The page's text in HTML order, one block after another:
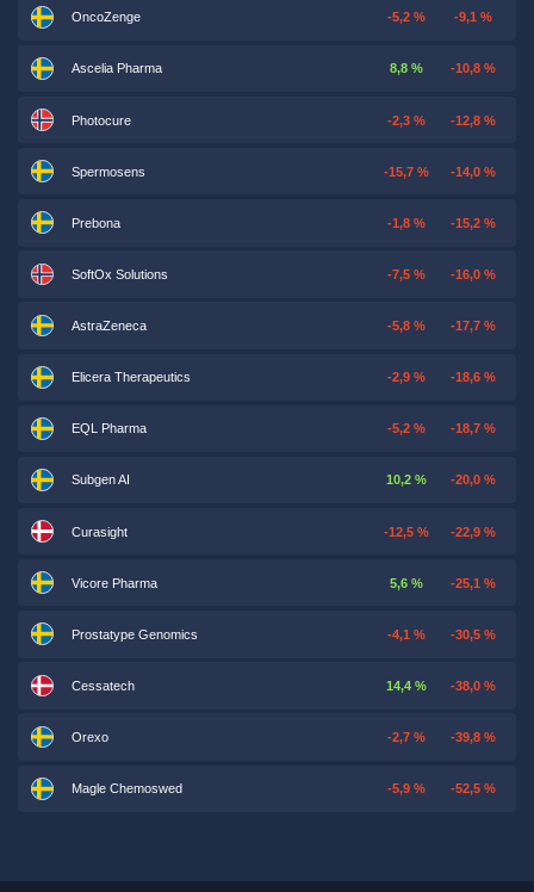
OncoZenge -5,2 % -9,1 %
Ascelia Pharma 8,8 % -10,8 %
Photocure -2,3 % -12,8 %
Spermosens -15,7 % -14,0 %
Prebona -1,8 % -15,2 %
SoftOx Solutions -7,5 % -16,0 %
AstraZeneca -5,8 % -17,7 %
Elicera Therapeutics -2,9 % -18,6 %
EQL Pharma -5,2 % -18,7 %
Subgen AI 10,2 % -20,0 %
Curasight -12,5 % -22,9 %
Vicore Pharma 5,6 % -25,1 %
Prostatype Genomics -4,1 % -30,5 %
Cessatech 14,4 % -38,0 %
Orexo -2,7 % -39,8 %
Magle Chemoswed -5,9 % -52,5 %